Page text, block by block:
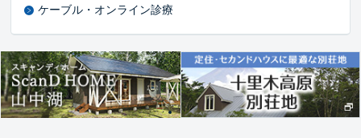
ケーブル・オンライン診療